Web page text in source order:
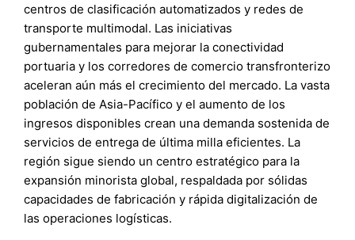
centros de clasificación automatizados y redes de
transporte multimodal. Las iniciativas
gubernamentales para mejorar la conectividad
portuaria y los corredores de comercio transfronterizo
aceleran aún más el crecimiento del mercado. La vasta
población de Asia-Pacífico y el aumento de los
ingresos disponibles crean una demanda sostenida de
servicios de entrega de última milla eficientes. La
región sigue siendo un centro estratégico para la
expansión minorista global, respaldada por sólidas
capacidades de fabricación y rápida digitalización de
las operaciones logísticas.